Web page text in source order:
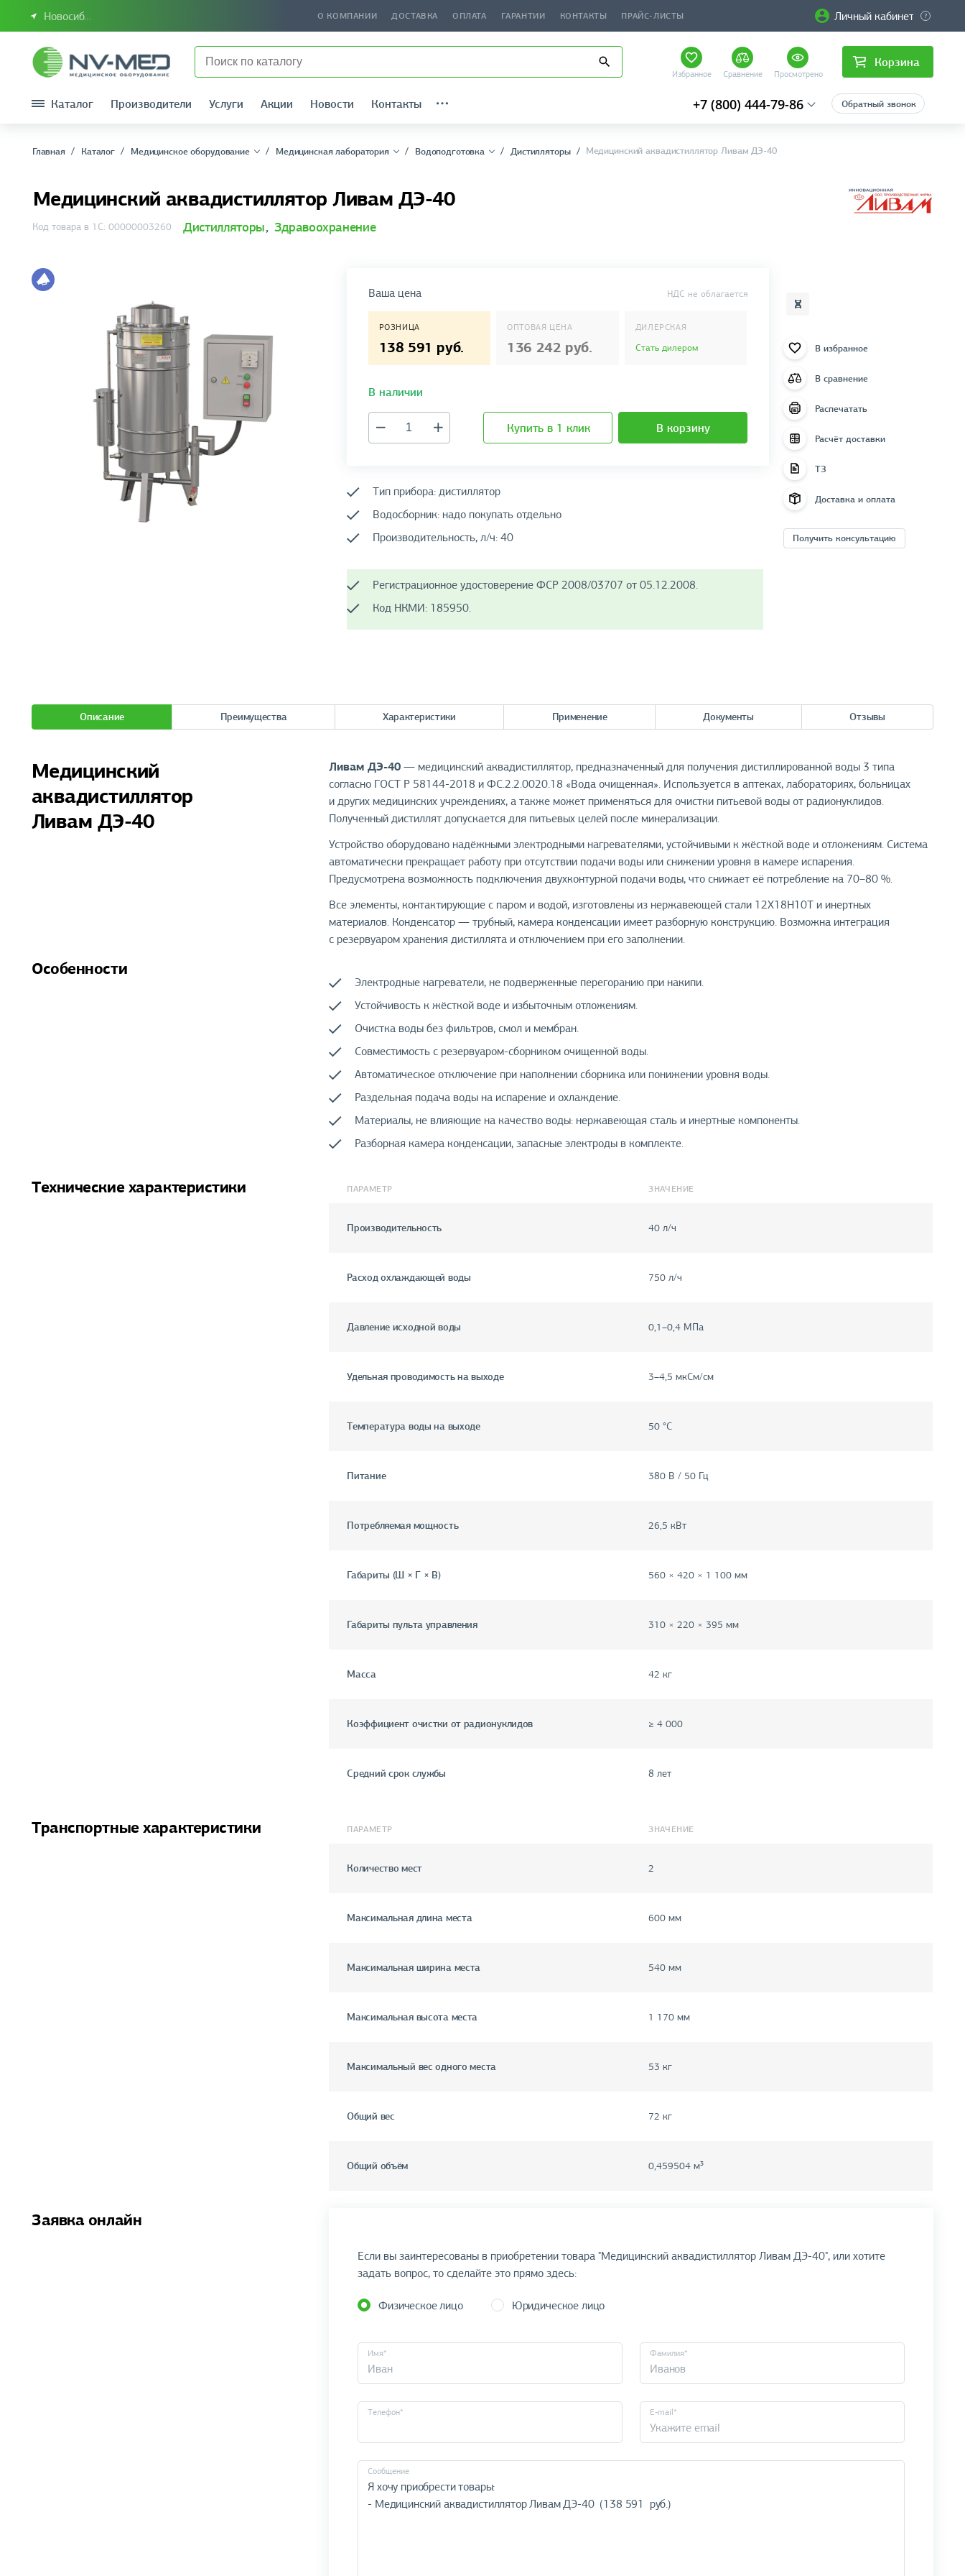
Новосибирск или Сибирский федеральный округ О КОМПАНИИ ДОСТАВКА ОПЛАТА ГАРАНТИИ КОНТАКТЫ ПРАЙС-ЛИСТЫ Личный кабинет
Избранное Сравнение Просмотрено
Корзина
Каталог Производители Услуги Акции Новости Контакты +7 (800) 444-79-86 Обратный звонок
Главная Каталог Медицинское оборудование Медицинская лаборатория Водоподготовка Дистилляторы Медицинский аквадистиллятор Ливам ДЭ-40
Медицинский аквадистиллятор Ливам ДЭ-40
Код товара в 1С: 00000003260 Дистилляторы, Здравоохранение
Ваша цена НДС не облагается
РОЗНИЦА
138 591 руб.
ОПТОВАЯ ЦЕНА
136 242 руб.
ДИЛЕРСКАЯ
Стать дилером
В наличии
Купить в 1 клик В корзину
Тип прибора: дистиллятор
Водосборник: надо покупать отдельно
Производительность, л/ч: 40
Регистрационное удостоверение ФСР 2008/03707 от 05.12.2008.
Код НКМИ: 185950.
В избранное
В сравнение
Распечатать
Расчёт доставки
ТЗ
Доставка и оплата
Получить консультацию
Описание Преимущества Характеристики Применение Документы Отзывы
Медицинский
аквадистиллятор
Ливам ДЭ-40
Ливам ДЭ-40 — медицинский аквадистиллятор, предназначенный для получения дистиллированной воды 3 типа
согласно ГОСТ Р 58144-2018 и ФС.2.2.0020.18 «Вода очищенная». Используется в аптеках, лабораториях, больницах
и других медицинских учреждениях, а также может применяться для очистки питьевой воды от радионуклидов.
Полученный дистиллят допускается для питьевых целей после минерализации.
Устройство оборудовано надёжными электродными нагревателями, устойчивыми к жёсткой воде и отложениям. Система
автоматически прекращает работу при отсутствии подачи воды или снижении уровня в камере испарения.
Предусмотрена возможность подключения двухконтурной подачи воды, что снижает её потребление на 70–80 %.
Все элементы, контактирующие с паром и водой, изготовлены из нержавеющей стали 12Х18Н10Т и инертных
материалов. Конденсатор — трубный, камера конденсации имеет разборную конструкцию. Возможна интеграция
с резервуаром хранения дистиллята и отключением при его заполнении.
Особенности
Электродные нагреватели, не подверженные перегоранию при накипи.
Устойчивость к жёсткой воде и избыточным отложениям.
Очистка воды без фильтров, смол и мембран.
Совместимость с резервуаром-сборником очищенной воды.
Автоматическое отключение при наполнении сборника или понижении уровня воды.
Раздельная подача воды на испарение и охлаждение.
Материалы, не влияющие на качество воды: нержавеющая сталь и инертные компоненты.
Разборная камера конденсации, запасные электроды в комплекте.
Технические характеристики ПАРАМЕТР ЗНАЧЕНИЕ
Производительность 40 л/ч
Расход охлаждающей воды 750 л/ч
Давление исходной воды 0,1–0,4 МПа
Удельная проводимость на выходе 3–4,5 мкСм/см
Температура воды на выходе 50 °C
Питание 380 В / 50 Гц
Потребляемая мощность 26,5 кВт
Габариты (Ш × Г × В) 560 × 420 × 1 100 мм
Габариты пульта управления 310 × 220 × 395 мм
Масса 42 кг
Коэффициент очистки от радионуклидов ≥ 4 000
Средний срок службы 8 лет
Транспортные характеристики ПАРАМЕТР ЗНАЧЕНИЕ
Количество мест 2
Максимальная длина места 600 мм
Максимальная ширина места 540 мм
Максимальная высота места 1 170 мм
Максимальный вес одного места 53 кг
Общий вес 72 кг
Общий объём 0,459504 м³
Заявка онлайн
Если вы заинтересованы в приобретении товара "Медицинский аквадистиллятор Ливам ДЭ-40", или хотите
задать вопрос, то сделайте это прямо здесь:
Физическое лицо Юридическое лицо
Имя* Фамилия*
Телефон* E-mail*
Cообщение